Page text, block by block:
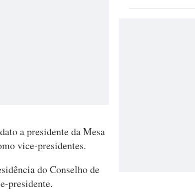
a presidente da Mesa
vice-presidentes.
do Conselho de
presidente.